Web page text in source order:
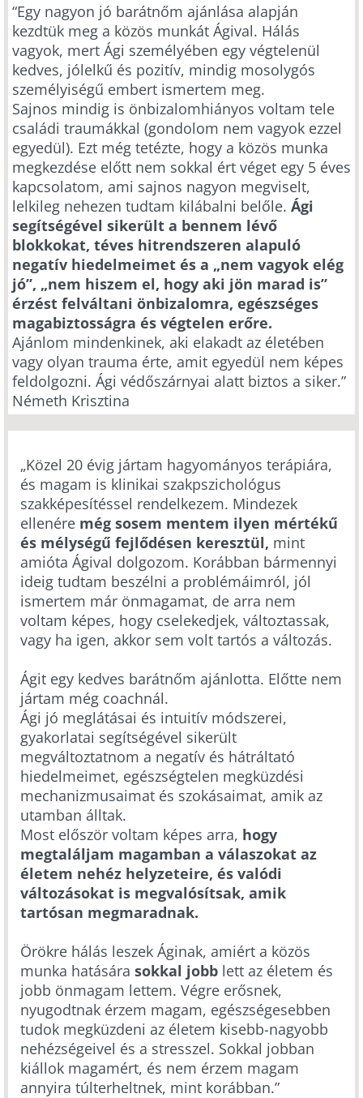
“Egy nagyon jó barátnőm ajánlása alapján
kezdtük meg a közös munkát Ágival. Hálás
vagyok, mert Ági személyében egy végtelenül
kedves, jólelkű és pozitív, mindig mosolygós
személyiségű embert ismertem meg.
Sajnos mindig is önbizalomhiányos voltam tele
családi traumákkal (gondolom nem vagyok ezzel
egyedül). Ezt még tetézte, hogy a közös munka
megkezdése előtt nem sokkal ért véget egy 5 éves
kapcsolatom, ami sajnos nagyon megviselt,
lelkileg nehezen tudtam kilábalni belőle. Ági
segítségével sikerült a bennem lévő
blokkokat, téves hitrendszeren alapuló
negatív hiedelmeimet és a „nem vagyok elég
jó”, „nem hiszem el, hogy aki jön marad is”
érzést felváltani önbizalomra, egészséges
magabiztosságra és végtelen erőre.
Ajánlom mindenkinek, aki elakadt az életében
vagy olyan trauma érte, amit egyedül nem képes
feldolgozni. Ági védőszárnyai alatt biztos a siker.”
Németh Krisztina
„Közel 20 évig jártam hagyományos terápiára,
és magam is klinikai szakpszichológus
szakképesítéssel rendelkezem. Mindezek
ellenére még sosem mentem ilyen mértékű
és mélységű fejlődésen keresztül, mint
amióta Ágival dolgozom. Korábban bármennyi
ideig tudtam beszélni a problémáimról, jól
ismertem már önmagamat, de arra nem
voltam képes, hogy cselekedjek, változtassak,
vagy ha igen, akkor sem volt tartós a változás.
Ágit egy kedves barátnőm ajánlotta. Előtte nem
jártam még coachnál.
Ági jó meglátásai és intuitív módszerei,
gyakorlatai segítségével sikerült
megváltoztatnom a negatív és hátráltató
hiedelmeimet, egészségtelen megküzdési
mechanizmusaimat és szokásaimat, amik az
utamban álltak.
Most először voltam képes arra, hogy
megtaláljam magamban a válaszokat az
életem nehéz helyzeteire, és valódi
változásokat is megvalósítsak, amik
tartósan megmaradnak.
Örökre hálás leszek Áginak, amiért a közös
munka hatására sokkal jobb lett az életem és
jobb önmagam lettem. Végre erősnek,
nyugodtnak érzem magam, egészségesebben
tudok megküzdeni az életem kisebb-nagyobb
nehézségeivel és a stresszel. Sokkal jobban
kiállok magamért, és nem érzem magam
annyira túlterheltnek, mint korábban.”